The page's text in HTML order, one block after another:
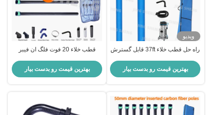
ویدیو
راه حل قطب خلاء 37ft قابل گسترش
ماندگار کارآمد
بهترین قیمت رو بدست بیار
قطب خلاء 20 فوت فلگ ان فیبر
هوشمندتر، حمل آسان تر OEM
بهترین قیمت رو بدست بیار